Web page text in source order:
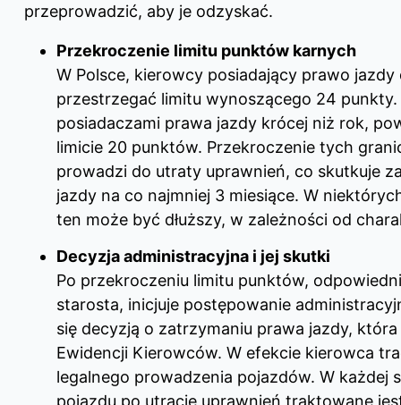
przeprowadzić, aby je odzyskać.
Przekroczenie limitu punktów karnych
W Polsce, kierowcy posiadający prawo jazdy
przestrzegać limitu wynoszącego 24
posiadaczami prawa jazdy krócej niż rok,
limicie 20 punktów. Przekroczenie tych
prowadzi do utraty uprawnień, co skutkuje
jazdy na co najmniej 3 miesiące. W
ten może być dłuższy, w zależności od
Decyzja administracyjna i jej skutki
Po przekroczeniu limitu punktów,
starosta, inicjuje postępowanie
się decyzją o zatrzymaniu prawa jazdy,
Ewidencji Kierowców. W efekcie kierowca
legalnego prowadzenia pojazdów. W każdej
pojazdu po utracie uprawnień traktowane